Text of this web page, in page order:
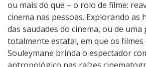
ou mais do que – o rolo de filme:
cinema nas pessoas. Explorando as
das saudades do cinema, ou de uma
totalmente estatal, em que os
Souleymane brinda o espectador